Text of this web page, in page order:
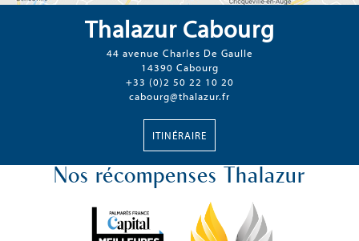
Thalazur Cabourg
44 avenue Charles De Gaulle
14390 Cabourg
+33 (0)2 50 22 10 20
cabourg@thalazur.fr
ITINÉRAIRE
Nos récompenses Thalazur